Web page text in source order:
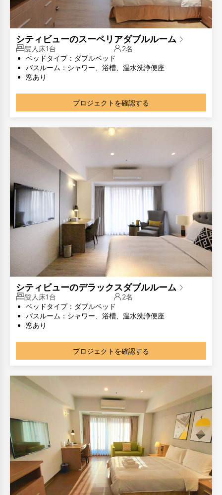
シティビューのスーペリアダブルルーム
雙人床1台
2名
ベッドタイプ：ダブルベッド
バスルーム：シャワー、浴槽、温水洗浄便座
窓あり
があります。写真は参考用です。
プロジェクトを確認する
シティビューのデラックスダブルルーム
雙人床1台
2名
ベッドタイプ：ダブルベッド
バスルーム：シャワー、浴槽、温水洗浄便座
窓あり
があります。写真は参考用です。
プロジェクトを確認する